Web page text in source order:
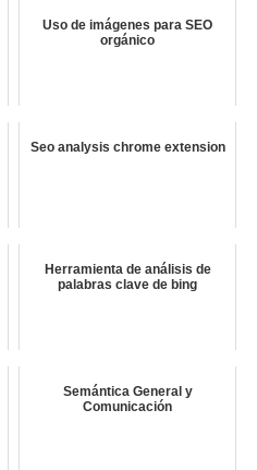
Uso de imágenes para SEO
orgánico
Seo analysis chrome extension
Herramienta de análisis de
palabras clave de bing
Semántica General y
Comunicación